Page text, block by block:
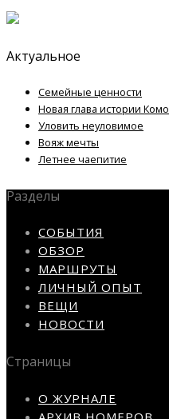
Актуальное
Семейные ценности
Новая глава истории Комо
Уловить неуловимое
Вояж мечты
Летнее чаепитие
Разделы
СОБЫТИЯ
ОБЗОР
МАРШРУТЫ
ЛИЧНЫЙ ОПЫТ
ВЕЩИ
НОВОСТИ
Страницы
О ЖУРНАЛЕ